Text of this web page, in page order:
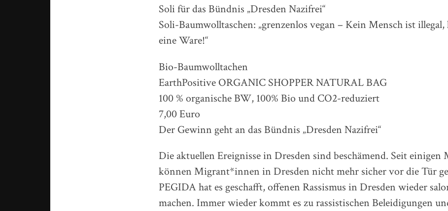
Soli für das Bündnis „Dresden Nazifrei“
Soli-Baumwolltaschen: „grenzenlos vegan – Kein Mensch ist
eine Ware!“
Bio-Baumwolltachen
EarthPositive ORGANIC SHOPPER NATURAL BAG
100 % organische BW, 100% Bio und CO2-reduziert
7,00 Euro
Der Gewinn geht an das Bündnis „Dresden Nazifrei“
Die aktuellen Ereignisse in Dresden sind beschämend. Seit einigen
können Migrant*innen in Dresden nicht mehr sicher vor die Tür
PEGIDA hat es geschafft, offenen Rassismus in Dresden wieder
machen. Immer wieder kommt es zu rassistischen Beleidigungen